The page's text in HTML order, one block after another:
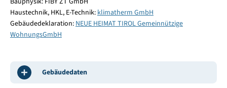
Haustechnik, HKL, E-Technik: klimatherm GmbH
Gebäudedeklaration: NEUE HEIMAT TIROL Gemeinnützige
WohnungsGmbH
Gebäudedaten